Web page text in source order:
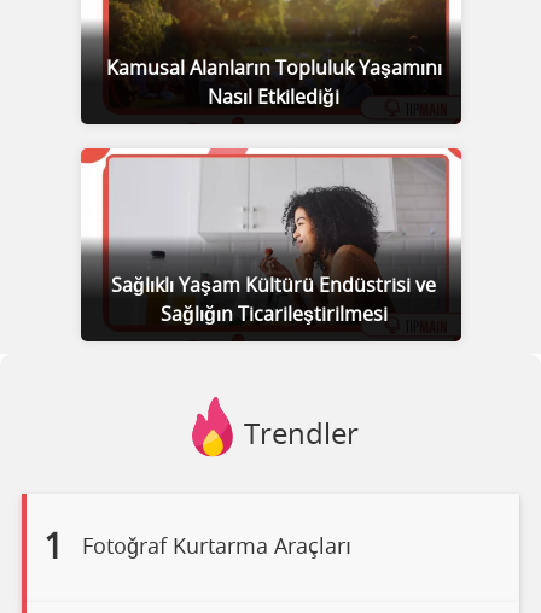
Kamusal Alanların Topluluk Yaşamını
Nasıl Etkilediği
Sağlıklı Yaşam Kültürü Endüstrisi ve
Sağlığın Ticarileştirilmesi
Trendler
1 Fotoğraf Kurtarma Araçları